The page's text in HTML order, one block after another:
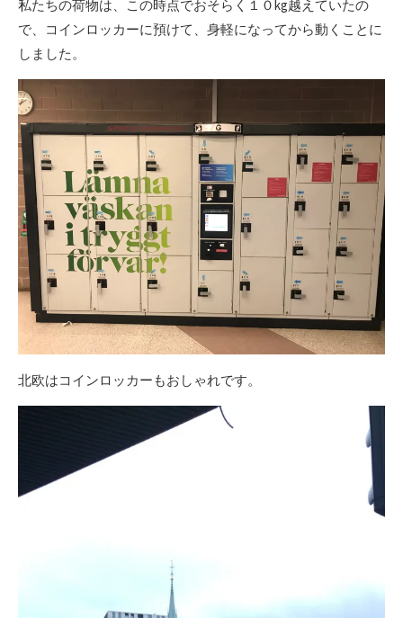
私たちの荷物は、この時点でおそらく１０kg越えていたの
で、コインロッカーに預けて、身軽になってから動くことに
しました。
北欧はコインロッカーもおしゃれです。